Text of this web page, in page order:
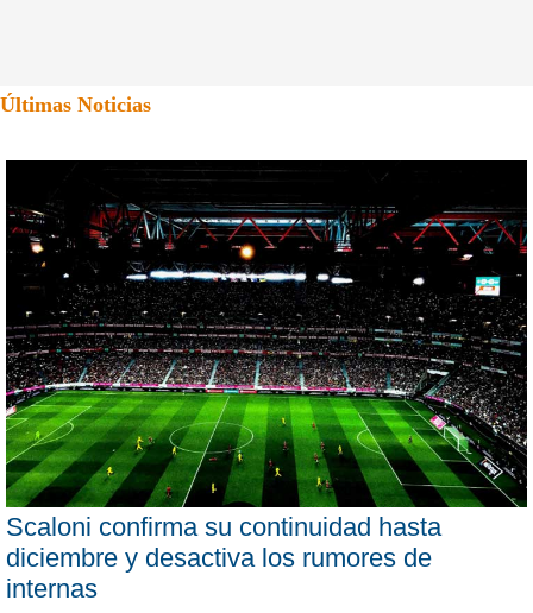
Últimas Noticias
Scaloni confirma su continuidad hasta
diciembre y desactiva los rumores de
internas